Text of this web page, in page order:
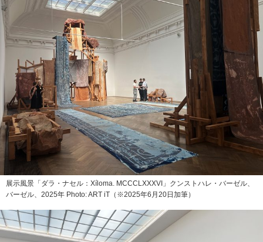
展示風景「ダラ・ナセル：Xíloma. MCCCLXXXVI」クンストハレ・バーゼル、
バーゼル、2025年 Photo: ART iT（※2025年6月20日加筆）